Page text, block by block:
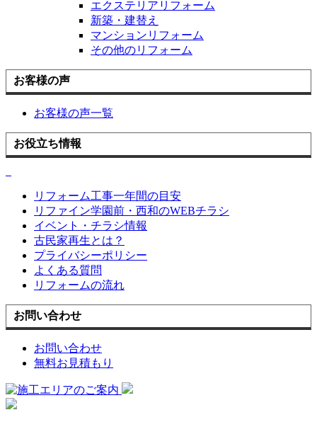
エクステリアリフォーム
新築・建替え
マンションリフォーム
その他のリフォーム
お客様の声
お客様の声一覧
お役立ち情報
リフォーム工事一年間の目安
リファイン学園前・西和のWEBチラシ
イベント・チラシ情報
古民家再生とは？
プライバシーポリシー
よくある質問
リフォームの流れ
お問い合わせ
お問い合わせ
無料お見積もり